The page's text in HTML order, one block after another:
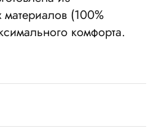
материалов (100%
комфорта.